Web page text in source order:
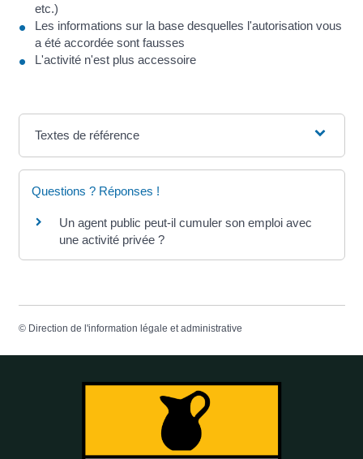
etc.)
Les informations sur la base desquelles l'autorisation vous
a été accordée sont fausses
L'activité n'est plus accessoire
Textes de référence
Questions ? Réponses !
Un agent public peut-il cumuler son emploi avec
une activité privée ?
© Direction de l'information légale et administrative